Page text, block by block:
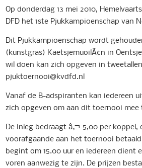
Op donderdag 13 mei 2010,
DFD het 1ste Pjukkampioenschap van
Dit Pjukkampioenschap wordt
(kunstgras) KaetsjemuoilÃ¢n in
wil doen kan zich opgeven in
pjuktoernooi@kvdfd.nl
Vanaf de B-adspiranten kan iedereen
zich opgeven om aan dit toernooi mee
De inleg bedraagt â‚¬ 5,00 per koppel,
voorafgaande aan het toernooi
begint om 15.00 uur en iedereen dient
voren aanwezig te zijn. De prijzen